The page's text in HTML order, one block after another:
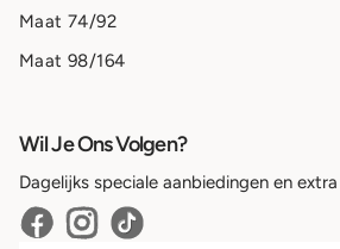
Maat 74/92
Maat 98/164
Wil Je Ons Volgen?
Dagelijks speciale aanbiedingen en